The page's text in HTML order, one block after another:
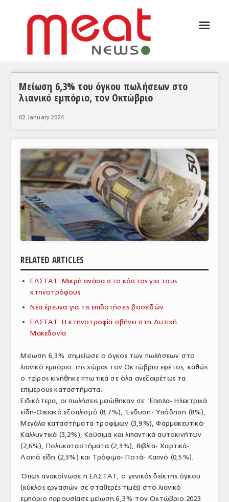
ΣΥΝΕΝΤΕΥΞΕΙΣ
ΘΕΜΑΤΑ
ΚΟΣΜΟΣ
ΕΙΔΗΣΕΙΣ
ΕΥΡΩΠΑΪΚΕΣ ΑΠΟΦΑΣΕΙΣ
ΘΕΜΑΤΑ
ΕΜΠΟΡΙΚΟΣ ΚΑΤΑΛΟΓΟΣ
ΠΑΡΑΓΩΓΗ & ΕΜΠΟΡΙΑ
ΣΦΑΓΕΙΑ
ΠΡΩΤΕΣ ΥΛΕΣ
ΥΠΗΡΕΣΙΕΣ
ΕΜΠΟΡΙΚΟΙ ΑΝΤΙΠΡΟΣΩΠΟΙ
ΝΟΜΟΘΕΣΙΑ
ΕΛΛΗΝΙΚΗ ΝΟΜΟΘΕΣΙΑ
ΕΥΡΩΠΑΪΚΗ ΝΟΜΟΘΕΣΙΑ
Profile
☰
Μείωση 6,3% του όγκου πωλήσεων στο
λιανικό εμπόριο, τον Οκτώβριο
02 January 2024
RELATED ARTICLES
ΕΛΣΤΑΤ: Μικρή ανάσα στο κόστος για τους
κτηνοτρόφους
Νέα έρευνα για τις επιδοτήσεις βοοειδών
ΕΛΣΤΑΤ: Η κτηνοτροφία σβήνει στη Δυτική
Μακεδονία
Μείωση 6,3% σημείωσε ο όγκος των πωλήσεων στο
λιανικό εμπόριο της χώρας τον Οκτώβριο εφέτος, καθώς
ο τζίρος κινήθηκε πτωτικά σε όλα ανεξαιρέτως τα
επιμέρους καταστήματα.
Ειδικότερα, οι πωλήσεις μειώθηκαν σε: Έπιπλα- Ηλεκτρικά
είδη-Οικιακό εξοπλισμό (8,7%), Ένδυση- Υπόδηση (8%),
Μεγάλα καταστήματα τροφίμων (3,9%), Φαρμακευτικά-
Καλλυντικά (3,2%), Καύσιμα και λιπαντικά αυτοκινήτων
(2,6%), Πολυκαταστήματα (2,3%), Βιβλία- Χαρτικά-
Λοιπά είδη (2,3%) και Τρόφιμα- Ποτά- Καπνό (0,5%).
Όπως ανακοίνωσε η ΕΛΣΤΑΤ, ο γενικός δείκτης όγκου
(κύκλος εργασιών σε σταθερές τιμές) στο λιανικό
εμπόριο παρουσίασε μείωση 6,3% τον Οκτώβριο 2023